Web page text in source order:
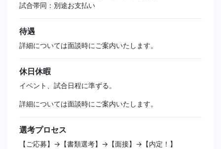
試合帯同：別途お支払い
待遇
詳細については面談時にご案内いたします。
休日休暇
イベント、試合日程に準ずる。
詳細については面談時にご案内いたします。
選考プロセス
【ご応募】→【書類選考】→【面接】→【内定！】